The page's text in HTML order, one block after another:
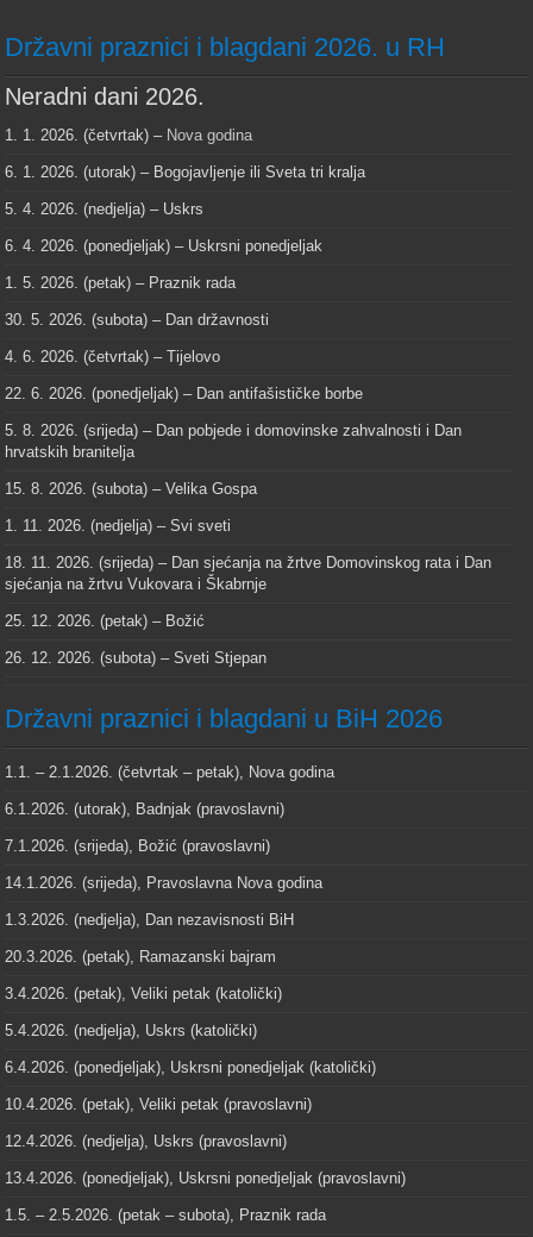
Državni praznici i blagdani 2026. u RH
Neradni dani 2026.
1. 1. 2026. (četvrtak) – Nova godina
6. 1. 2026. (utorak) – Bogojavljenje ili Sveta tri kralja
5. 4. 2026. (nedjelja) – Uskrs
6. 4. 2026. (ponedjeljak) – Uskrsni ponedjeljak
1. 5. 2026. (petak) – Praznik rada
30. 5. 2026. (subota) – Dan državnosti
4. 6. 2026. (četvrtak) – Tijelovo
22. 6. 2026. (ponedjeljak) – Dan antifašističke borbe
5. 8. 2026. (srijeda) – Dan pobjede i domovinske zahvalnosti i Dan
hrvatskih branitelja
15. 8. 2026. (subota) – Velika Gospa
1. 11. 2026. (nedjelja) – Svi sveti
18. 11. 2026. (srijeda) – Dan sjećanja na žrtve Domovinskog rata i Dan
sjećanja na žrtvu Vukovara i Škabrnje
25. 12. 2026. (petak) – Božić
26. 12. 2026. (subota) – Sveti Stjepan
Državni praznici i blagdani u BiH 2026
1.1. – 2.1.2026. (četvrtak – petak), Nova godina
6.1.2026. (utorak), Badnjak (pravoslavni)
7.1.2026. (srijeda), Božić (pravoslavni)
14.1.2026. (srijeda), Pravoslavna Nova godina
1.3.2026. (nedjelja), Dan nezavisnosti BiH
20.3.2026. (petak), Ramazanski bajram
3.4.2026. (petak), Veliki petak (katolički)
5.4.2026. (nedjelja), Uskrs (katolički)
6.4.2026. (ponedjeljak), Uskrsni ponedjeljak (katolički)
10.4.2026. (petak), Veliki petak (pravoslavni)
12.4.2026. (nedjelja), Uskrs (pravoslavni)
13.4.2026. (ponedjeljak), Uskrsni ponedjeljak (pravoslavni)
1.5. – 2.5.2026. (petak – subota), Praznik rada